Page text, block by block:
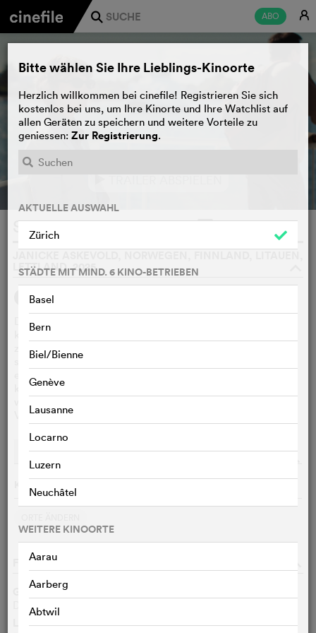
ABO E
j
TRAILER ABSPIELEN
Solomamma
LETTLAND, 2025
SYNOPSIS
Die Journalistin Edith zieht ihren Sohn Sigurd, der durch
künstliche Befruchtung gezeugt wurde, allein auf. Als sie
zufällig den Namen des Samenspenders erfährt, arrangiert
sie unter beruflichem Vorwand ein Treffen, um den
erfolgreichen Game-Entwickler und Vater ihres Sohnes
kennenzulernen. Während sie die Lüge aufrecht erhält,
Vaters ihres Sohnes.
Vorstellungen Streaming
Bitte wählen Sie Ihre Lieblings-Kinoorte
Herzlich willkommen bei cinefile! Registrieren Sie sich
kostenlos bei uns, um Ihre Kinorte und Ihre Watchlist auf
allen Geräten zu speichern und weitere Vorteile zu
geniessen: Zur Registrierung.
AKTUELLE AUSWAHL
Zürich
STÄDTE MIT MIND. 6 KINO-BETRIEBEN
Basel
Bern
Biel/Bienne
Genève
Lausanne
Locarno
Luzern
Neuchâtel
WEITERE KINOORTE
Aarau
Aarberg
Abtwil
FILMDATEN
Genre
Drama
Länge